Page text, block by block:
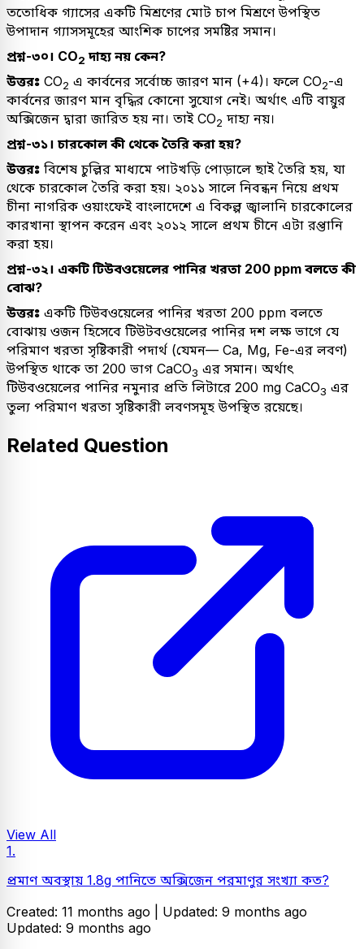
ততোধিক গ্যাসের একটি মিশ্রণের মোট চাপ মিশ্রণে উপস্থিত
উপাদান গ্যাসসমূহের আংশিক চাপের সমষ্টির সমান।
প্রশ্ন-৩০। CO2 দাহ্য নয় কেন?
উত্তরঃ CO2 এ কার্বনের সর্বোচ্চ জারণ মান (+4)। ফলে CO2-এ
কার্বনের জারণ মান বৃদ্ধির কোনো সুযোগ নেই। অর্থাৎ এটি বায়ুর
অক্সিজেন দ্বারা জারিত হয় না। তাই CO2 দাহ্য নয়।
প্রশ্ন-৩১। চারকোল কী থেকে তৈরি করা হয়?
উত্তরঃ বিশেষ চুল্লির মাধ্যমে পাটখড়ি পোড়ালে ছাই তৈরি হয়, যা
থেকে চারকোল তৈরি করা হয়। ২০১১ সালে নিবন্ধন নিয়ে প্রথম
চীনা নাগরিক ওয়াংফেই বাংলাদেশে এ বিকল্প জ্বালানি চারকোলের
কারখানা স্থাপন করেন এবং ২০১২ সালে প্রথম চীনে এটা রপ্তানি
করা হয়।
প্রশ্ন-৩২। একটি টিউবওয়েলের পানির খরতা 200 ppm বলতে কী
বোঝ?
উত্তরঃ একটি টিউবওয়েলের পানির খরতা 200 ppm বলতে
বোঝায় ওজন হিসেবে টিউটবওয়েলের পানির দশ লক্ষ ভাগে যে
পরিমাণ খরতা সৃষ্টিকারী পদার্থ (যেমন— Ca, Mg, Fe-এর লবণ)
উপস্থিত থাকে তা 200 ভাগ CaCO3 এর সমান। অর্থাৎ
টিউবওয়েলের পানির নমুনার প্রতি লিটারে 200 mg CaCO3 এর
তুল্য পরিমাণ খরতা সৃষ্টিকারী লবণসমূহ উপস্থিত রয়েছে।
Related Question
View All
1.
প্রমাণ অবস্থায় 1.8g পানিতে অক্সিজেন পরমাণুর সংখ্যা কত?
Created: 11 months ago | Updated: 9 months ago
Updated: 9 months ago